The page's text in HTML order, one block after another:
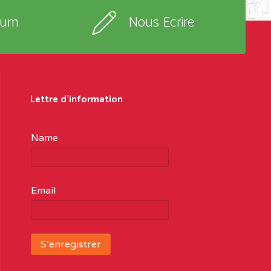
Nous Ecrire
Lettre d'information
Name
Email